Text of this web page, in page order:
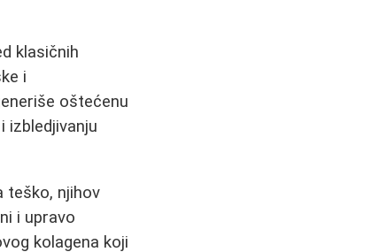
klasičnih
i
oštećenu
i izbledjivanju
teško, njihov
i upravo
kolagena koji